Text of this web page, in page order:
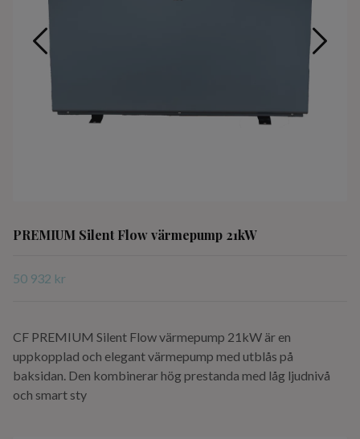
PREMIUM Silent Flow värmepump 21kW
50 932 kr
CF PREMIUM Silent Flow värmepump 21kW är en
uppkopplad och elegant värmepump med utblås på
baksidan. Den kombinerar hög prestanda med låg ljudnivå
och smart sty